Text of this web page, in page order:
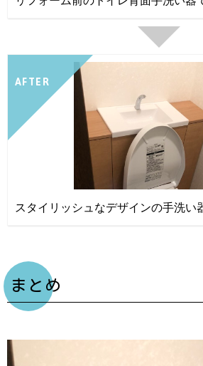
AFTER
スタイリッシュなデザインの手洗い
まとめ